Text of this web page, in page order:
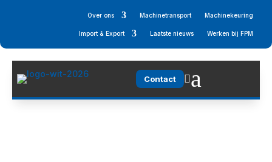
Over ons Machinetransport Machinekeuring
Import & Export Laatste nieuws Werken bij FPM
Contact a